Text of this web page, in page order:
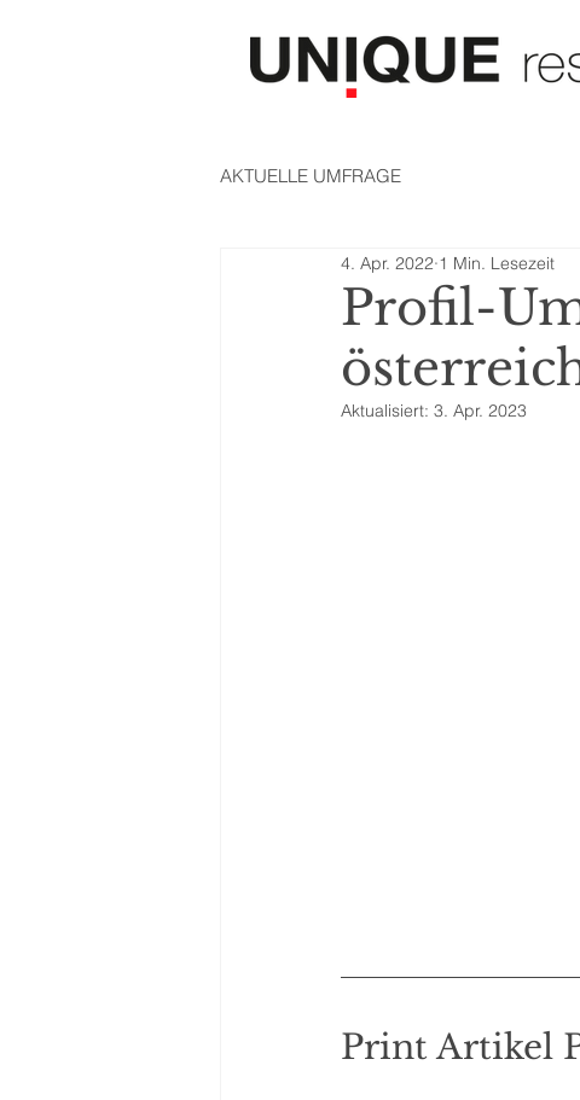
AKTUELLE UMFRAGE
Profil-
4. Apr. 2022 1 Min. Lesezeit
Aktualisiert: 3. Apr. 2023
Print Artikel